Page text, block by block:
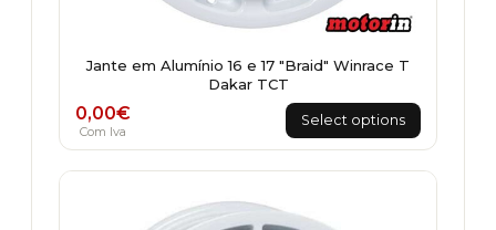
Jante em Alumínio 16 e 17 "Braid" Winrace T
Dakar TCT
0,00€
Com Iva
Select options